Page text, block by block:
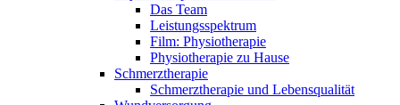
Das Team
Leistungsspektrum
Film: Physiotherapie
Physiotherapie zu Hause
Schmerztherapie
Schmerztherapie und Lebensqualität